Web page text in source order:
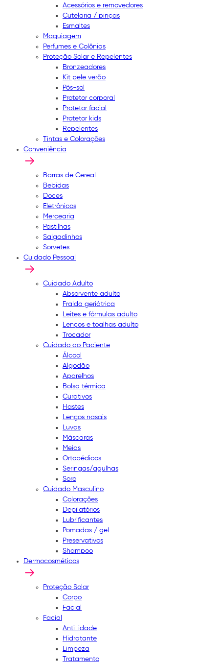
Acessórios e removedores
Cutelaria / pinças
Esmaltes
Maquiagem
Perfumes e Colônias
Proteção Solar e Repelentes
Bronzeadores
Kit pele verão
Pós-sol
Protetor corporal
Protetor facial
Protetor kids
Repelentes
Tintas e Colorações
Conveniência
Barras de Cereal
Bebidas
Doces
Eletrônicos
Mercearia
Pastilhas
Salgadinhos
Sorvetes
Cuidado Pessoal
Cuidado Adulto
Absorvente adulto
Fralda geriátrica
Leites e fórmulas adulto
Lenços e toalhas adulto
Trocador
Cuidado ao Paciente
Álcool
Algodão
Aparelhos
Bolsa térmica
Curativos
Hastes
Lenços nasais
Luvas
Máscaras
Meias
Ortopédicos
Seringas/agulhas
Soro
Cuidado Masculino
Colorações
Depilatórios
Lubrificantes
Pomadas / gel
Preservativos
Shampoo
Dermocosméticos
Proteção Solar
Corpo
Facial
Facial
Anti-idade
Hidratante
Limpeza
Tratamento